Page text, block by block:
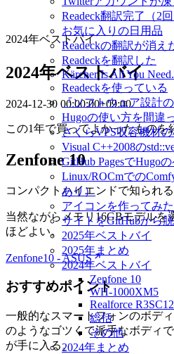
Readeck翻訳完了（2回
お気に入りの日用品
Readeckの翻訳が消え
Readeckを翻訳した
Kärcher Is All You Need.
Readeckを使っている
『ソフトウェア設計
Hugoの使い方を間違
さくらVPS収容機材
Visual C++2008の
GitHub PagesでHugo
Linux/ROCmでの
あり）
アイコンを作ってみ
サイトをGitHubから
2025年ベストバイ
2025年まとめ
2024年ベストバイ
Zenfone 10
WH-1000XM5
Realforce R3SC12
総括
その他
2024年まとめ
2024年ベストバイ
2024年ベストバイ
2024-12-30 00:00:00+09:00
この1年で買ってよかったものを
Zenfone 10
コンパクトハイエンドで知られ
当然ながらメモリ16GBモデルを
ほどよい。
Zenfone10 - ASUS
おすすめポイント
一般的なスマートフォンのボデ
のようなゴツくて派手なボディ
が手に入る。